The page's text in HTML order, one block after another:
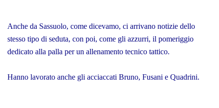
Anche da Sassuolo, come dicevamo, ci arrivano notizie dello
stesso tipo di seduta, con poi, come gli azzurri, il pomeriggio
dedicato alla palla per un allenamento tecnico tattico.
Hanno lavorato anche gli acciaccati Bruno, Fusani e Quadrini.